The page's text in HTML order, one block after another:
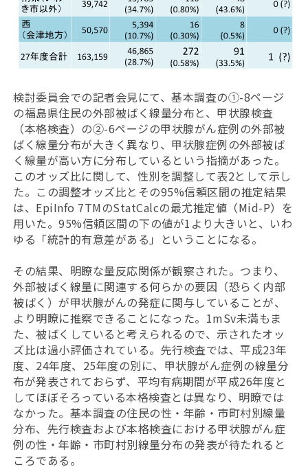
検討委員会での記者会見にて、基本調査の①-8ページ
の福島県住民の外部被ばく線量分布と、甲状腺検査
（本格検査）の②-6ページの甲状腺がん症例の外部被
ばく線量分布が大きく異なり、甲状腺症例の外部被ば
く線量が高い方に分布しているという指摘があった。
このオッズ比に関して、性別を調整して表2として示し
た。この調整オッズ比とその95%信頼区間の推定結果
は、EpiInfo 7TMのStatCalcの最尤推定値（Mid-P）を
用いた。95%信頼区間の下の値が1より大きいと、いわ
ゆる「統計的有意差がある」ということになる。
その結果、明瞭な量反応関係が観察された。つまり、
外部被ばく線量に関連する何らかの要因（恐らく内部
被ばく）が甲状腺がんの発症に関与していることが、
より明瞭に推察できることになった。1mSv未満もま
た、被ばくしていると考えられるので、示されたオッ
ズ比は過小評価されている。先行検査では、平成23年
度、24年度、25年度の別に、甲状腺がん症例の線量分
布が発表されておらず、平均有病期間が平成26年度と
してほぼそろっている本格検査とは異なり、明瞭では
なかった。基本調査の住民の性・年齢・市町村別線量
分布、先行検査および本格検査における甲状腺がん症
例の性・年齢・市町村別線量分布の発表が待たれると
ころである。